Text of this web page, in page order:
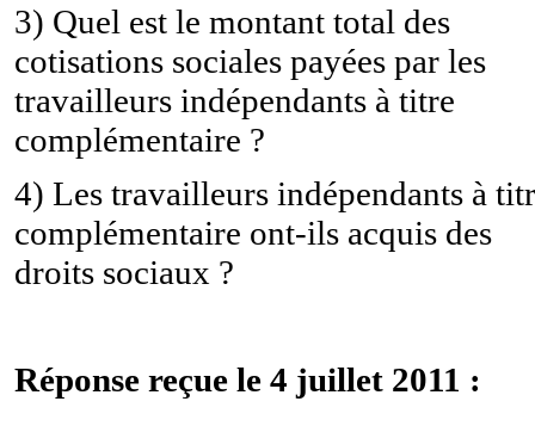
3) Quel est le montant total des
cotisations sociales payées par les
travailleurs indépendants à titre
complémentaire ?
4) Les travailleurs indépendants à
complémentaire ont-ils acquis des
droits sociaux ?
Réponse reçue le 4 juillet 2011 :